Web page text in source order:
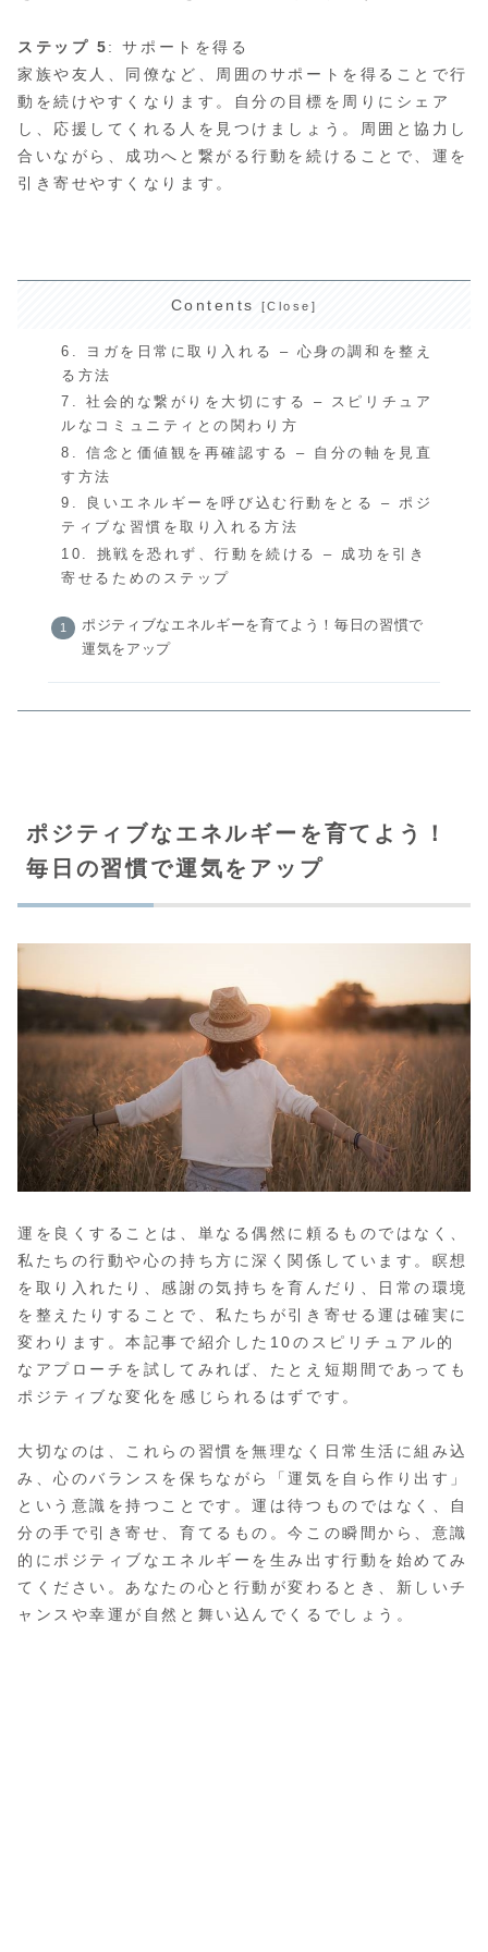
ステップ 5: サポートを得る
家族や友人、同僚など、周囲のサポートを得ることで行
動を続けやすくなります。自分の目標を周りにシェア
し、応援してくれる人を見つけましょう。周囲と協力し
合いながら、成功へと繋がる行動を続けることで、運を
引き寄せやすくなります。
Contents
6. ヨガを日常に取り入れる – 心身の調和を整え
る方法
7. 社会的な繋がりを大切にする – スピリチュア
ルなコミュニティとの関わり方
8. 信念と価値観を再確認する – 自分の軸を見直
す方法
9. 良いエネルギーを呼び込む行動をとる – ポジ
ティブな習慣を取り入れる方法
10. 挑戦を恐れず、行動を続ける – 成功を引き
寄せるためのステップ
ポジティブなエネルギーを育てよう！毎日の習慣で
運気をアップ
ポジティブなエネルギーを育てよう！
毎日の習慣で運気をアップ
運を良くすることは、単なる偶然に頼るものではなく、
私たちの行動や心の持ち方に深く関係しています。瞑想
を取り入れたり、感謝の気持ちを育んだり、日常の環境
を整えたりすることで、私たちが引き寄せる運は確実に
変わります。本記事で紹介した10のスピリチュアル的
なアプローチを試してみれば、たとえ短期間であっても
ポジティブな変化を感じられるはずです。
大切なのは、これらの習慣を無理なく日常生活に組み込
み、心のバランスを保ちながら「運気を自ら作り出す」
という意識を持つことです。運は待つものではなく、自
分の手で引き寄せ、育てるもの。今この瞬間から、意識
的にポジティブなエネルギーを生み出す行動を始めてみ
てください。あなたの心と行動が変わるとき、新しいチ
ャンスや幸運が自然と舞い込んでくるでしょう。